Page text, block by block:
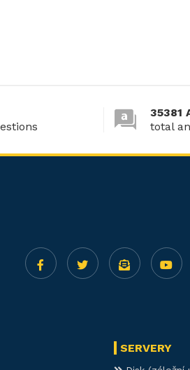
35381
total
SERVERY